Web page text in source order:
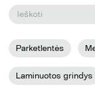
Parketlentės
Laminuotos grindys